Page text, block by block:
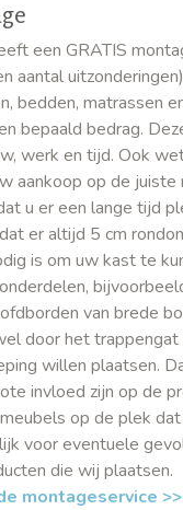
een GRATIS
aantal
bedden, matrassen
bepaald bedrag.
werk en tijd. Ook
aankoop op de juiste
u er een lange tijd
er altijd 5 cm
is om uw kast te
van brede
door het trappengat
willen plaatsen.
invloed zijn op de
op de plek
voor eventuele
die wij plaatsen.
montageservice >>